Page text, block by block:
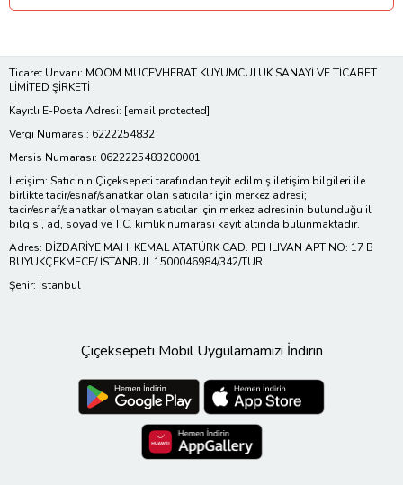
Ticaret Ünvanı: MOOM MÜCEVHERAT KUYUMCULUK SANAYİ VE TİCARET
LİMİTED ŞİRKETİ
Kayıtlı E-Posta Adresi: [email protected]
Vergi Numarası: 6222254832
Mersis Numarası: 0622225483200001
İletişim: Satıcının Çiçeksepeti tarafından teyit edilmiş iletişim bilgileri ile
birlikte tacir/esnaf/sanatkar olan satıcılar için merkez adresi;
tacir/esnaf/sanatkar olmayan satıcılar için merkez adresinin bulunduğu il
bilgisi, ad, soyad ve T.C. kimlik numarası kayıt altında bulunmaktadır.
Adres: DİZDARİYE MAH. KEMAL ATATÜRK CAD. PEHLIVAN APT NO: 17 B
BÜYÜKÇEKMECE/ İSTANBUL 1500046984/342/TUR
Şehir: İstanbul
Çiçeksepeti Mobil Uygulamamızı İndirin